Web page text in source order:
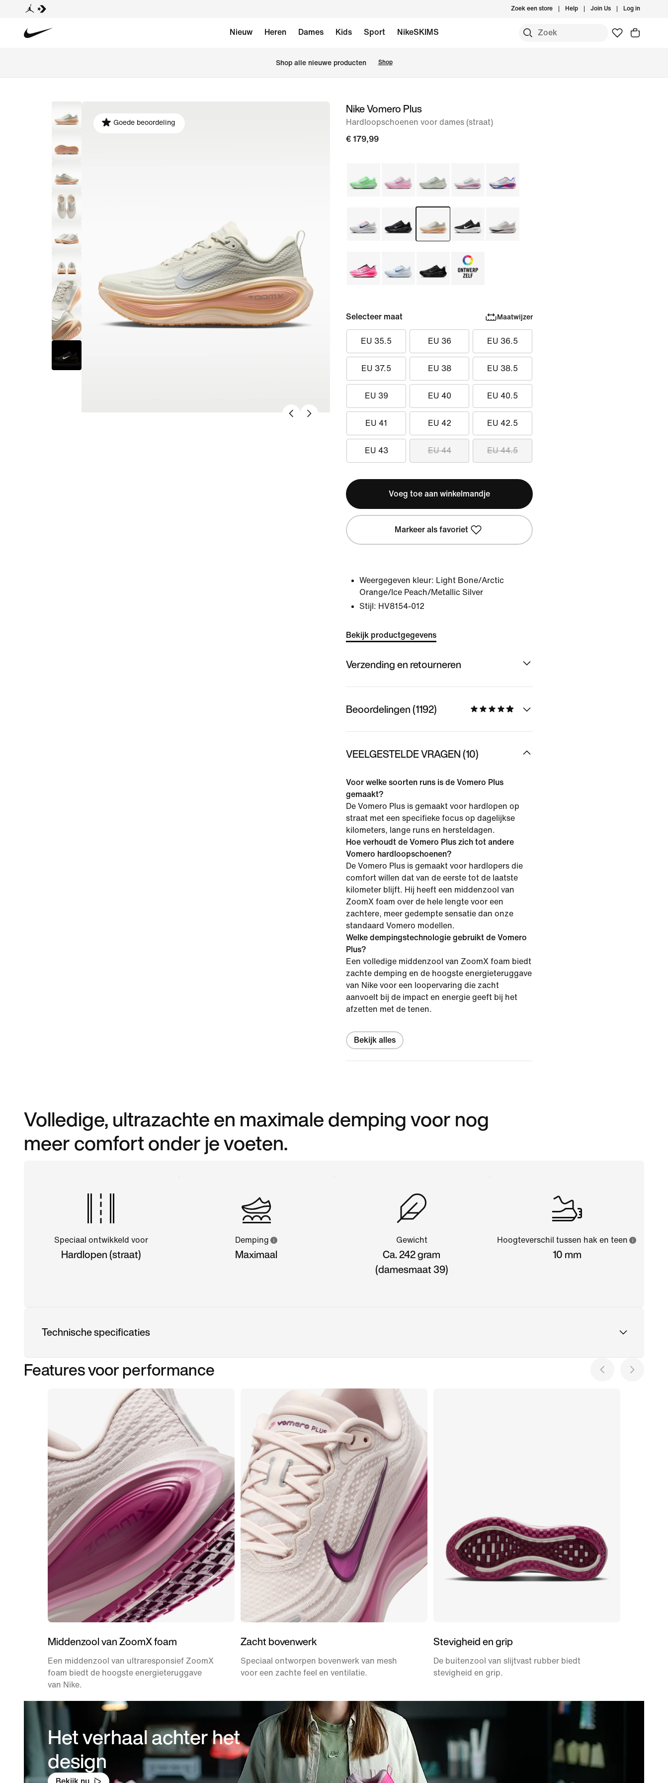
Zoek een store Help Join Us Log in
Nieuw Heren Dames Kids Sport NikeSKIMS
Shop alle nieuwe producten Shop
afbeelding
Goede beoordeling
Nike Vomero Plus
Hardloopschoenen voor dames (straat)
€ 179,99
Selecteer maat Maatwijzer
EU 35.5 EU 36 EU 36.5
EU 37.5 EU 38 EU 38.5
EU 39 EU 40 EU 40.5
EU 41 EU 42 EU 42.5
EU 43 EU 44 EU 44.5
Voeg toe aan winkelmandje
Markeer als favoriet
Weergegeven kleur: Light Bone/Arctic
Orange/Ice Peach/Metallic Silver
Stijl: HV8154-012
Bekijk productgegevens
Verzending en retourneren
Beoordelingen (1192)
VEELGESTELDE VRAGEN (10)
Voor welke soorten runs is de Vomero Plus
gemaakt?
De Vomero Plus is gemaakt voor hardlopen op
straat met een specifieke focus op dagelijkse
kilometers, lange runs en hersteldagen.
Hoe verhoudt de Vomero Plus zich tot andere
Vomero hardloopschoenen?
De Vomero Plus is gemaakt voor hardlopers die
comfort willen dat van de eerste tot de laatste
kilometer blijft. Hij heeft een middenzool van
ZoomX foam over de hele lengte voor een
zachtere, meer gedempte sensatie dan onze
standaard Vomero modellen.
Welke dempingstechnologie gebruikt de Vomero
Plus?
Een volledige middenzool van ZoomX foam biedt
zachte demping en de hoogste energieteruggave
van Nike voor een loopervaring die zacht
aanvoelt bij de impact en energie geeft bij het
afzetten met de tenen.
Bekijk alles
Volledige, ultrazachte en maximale demping voor nog
meer comfort onder je voeten.
Speciaal ontwikkeld voor
Hardlopen (straat)
Demping
Maximaal
Gewicht
Ca. 242 gram
(damesmaat 39)
Hoogteverschil tussen hak en teen
10 mm
Technische specificaties
Features voor performance
Middenzool van ZoomX foam
Een middenzool van ultraresponsief ZoomX
foam biedt de hoogste energieteruggave
van Nike.
Zacht bovenwerk
Speciaal ontworpen bovenwerk van mesh
voor een zachte feel en ventilatie.
Stevigheid en grip
De buitenzool van slijtvast rubber biedt
stevigheid en grip.
Het verhaal achter het
design
Bekijk nu